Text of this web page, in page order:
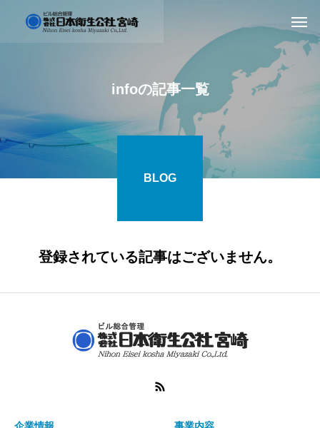
infoの記事一覧
BLOG
登録されている記事はございません。